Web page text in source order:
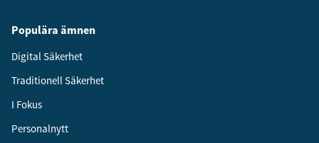
Populära ämnen
Digital Säkerhet
Traditionell Säkerhet
I Fokus
Personalnytt